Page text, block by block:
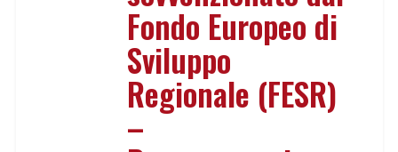
Fondo Europeo di
Sviluppo
Regionale (FESR)
–